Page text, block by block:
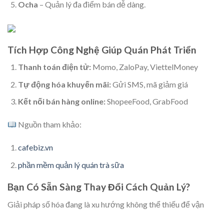
Ocha – Quản lý đa điểm bán dễ dàng.
Tích Hợp Công Nghệ Giúp Quán Phát Triển
Thanh toán điện tử:Momo, ZaloPay, ViettelMoney
Tự động hóa khuyến mãi:Gửi SMS, mã giảm giá
Kết nối bán hàng online:ShopeeFood, GrabFood
Nguồn tham khảo:
cafebiz.vn
phần mềm quản lý quán trà sữa
Bạn Có Sẵn Sàng Thay Đổi Cách Quản Lý?
Giải pháp số hóa đang là xu hướng không thể thiếu để vận